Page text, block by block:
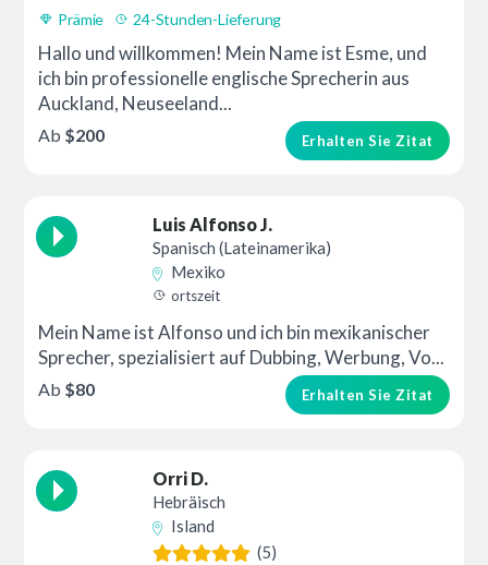
Prämie 24-Stunden-Lieferung
Hallo und willkommen! Mein Name ist Esme, und
ich bin professionelle englische Sprecherin aus
Auckland, Neuseeland...
Erhalten Sie Zitat
Ab $200
Luis Alfonso J.
Spanisch (Lateinamerika)
Mexiko
ortszeit
Mein Name ist Alfonso und ich bin mexikanischer
Sprecher, spezialisiert auf Dubbing, Werbung, Vo...
Erhalten Sie Zitat
Ab $80
Orri D.
Hebräisch
Island
(5)